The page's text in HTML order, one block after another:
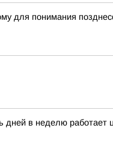
понимания
в неделю